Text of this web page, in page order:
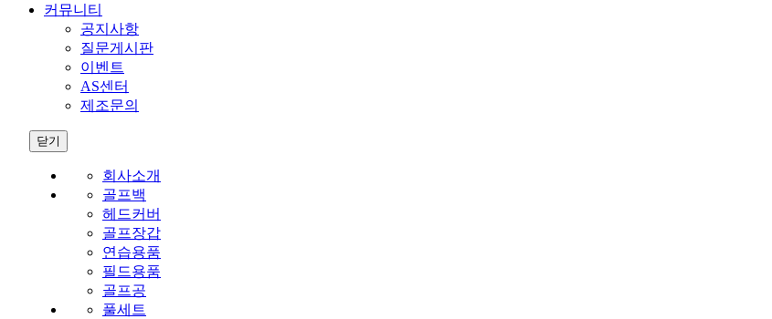
커뮤니티
공지사항
질문게시판
이벤트
AS센터
제조문의
닫기
회사소개
골프백
헤드커버
골프장갑
연습용품
필드용품
골프공
풀세트